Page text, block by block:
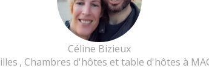
Céline Bizieux
, Chambres d'hôtes et table d'hôtes à